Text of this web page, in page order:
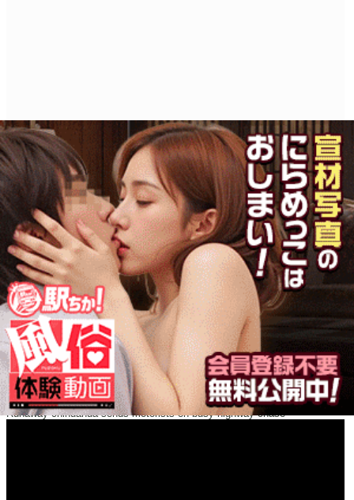
Runaway chihuahua sends motorists on busy highway chase